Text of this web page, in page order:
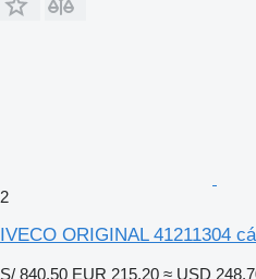
2
IVECO ORIGINAL 41211304
S/ 840.50 EUR 215.20 ≈ USD